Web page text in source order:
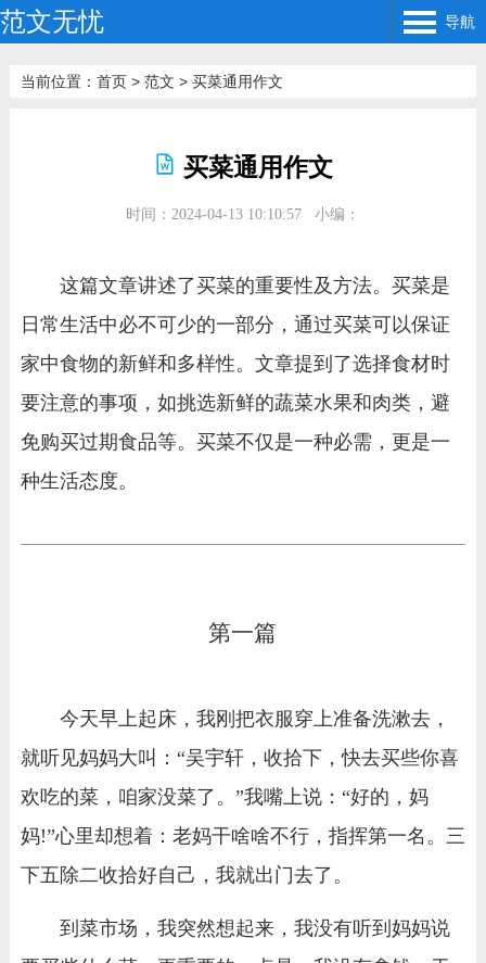
范文无忧 导航
当前位置： 首页> 范文 > 买菜通用作文
买菜通用作文
时间：2024-04-13 10:10:57 小编：
这篇文章讲述了买菜的重要性及方法。买菜是
日常生活中必不可少的一部分，通过买菜可以保证
家中食物的新鲜和多样性。文章提到了选择食材时
要注意的事项，如挑选新鲜的蔬菜水果和肉类，避
免购买过期食品等。买菜不仅是一种必需，更是一
种生活态度。
第一篇
今天早上起床，我刚把衣服穿上准备洗漱去，
就听见妈妈大叫：“吴宇轩，收拾下，快去买些你喜
欢吃的菜，咱家没菜了。”我嘴上说：“好的，妈
妈!”心里却想着：老妈干啥啥不行，指挥第一名。三
下五除二收拾好自己，我就出门去了。
到菜市场，我突然想起来，我没有听到妈妈说